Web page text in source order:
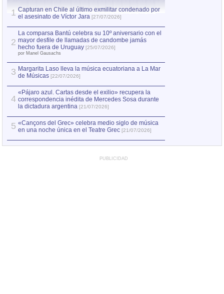
1 Capturan en Chile al último exmilitar condenado por
el asesinato de Víctor Jara [27/07/2026]
2
La comparsa Bantú celebra su 10º aniversario con el
mayor desfile de llamadas de candombe jamás
hecho fuera de Uruguay [25/07/2026]
por Manel Gausachs
3 Margarita Laso lleva la música ecuatoriana a La Mar
de Músicas [22/07/2026]
4
«Pájaro azul. Cartas desde el exilio» recupera la
correspondencia inédita de Mercedes Sosa durante
la dictadura argentina [21/07/2026]
5 «Cançons del Grec» celebra medio siglo de música
en una noche única en el Teatre Grec [21/07/2026]
PUBLICIDAD